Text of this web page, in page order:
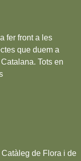
fer front a les
que duem a
Tots en
de Flora i de